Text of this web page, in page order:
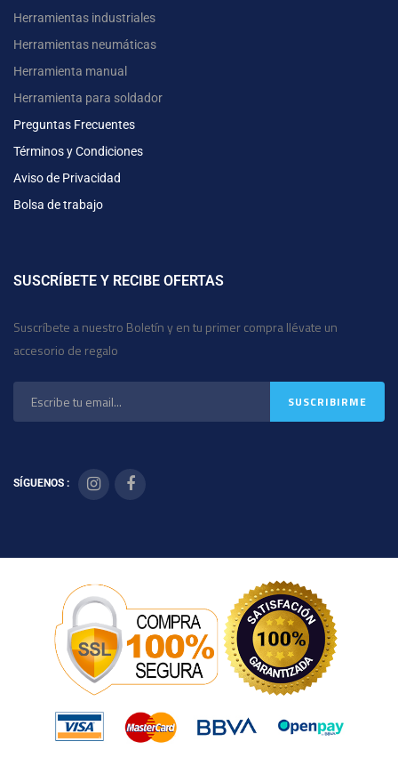
Herramientas industriales
Herramientas neumáticas
Herramienta manual
Herramienta para soldador
Preguntas Frecuentes
Términos y Condiciones
Aviso de Privacidad
Bolsa de trabajo
SUSCRÍBETE Y RECIBE OFERTAS
Suscríbete a nuestro Boletín y en tu primer compra llévate un
accesorio de regalo
SÍGUENOS :